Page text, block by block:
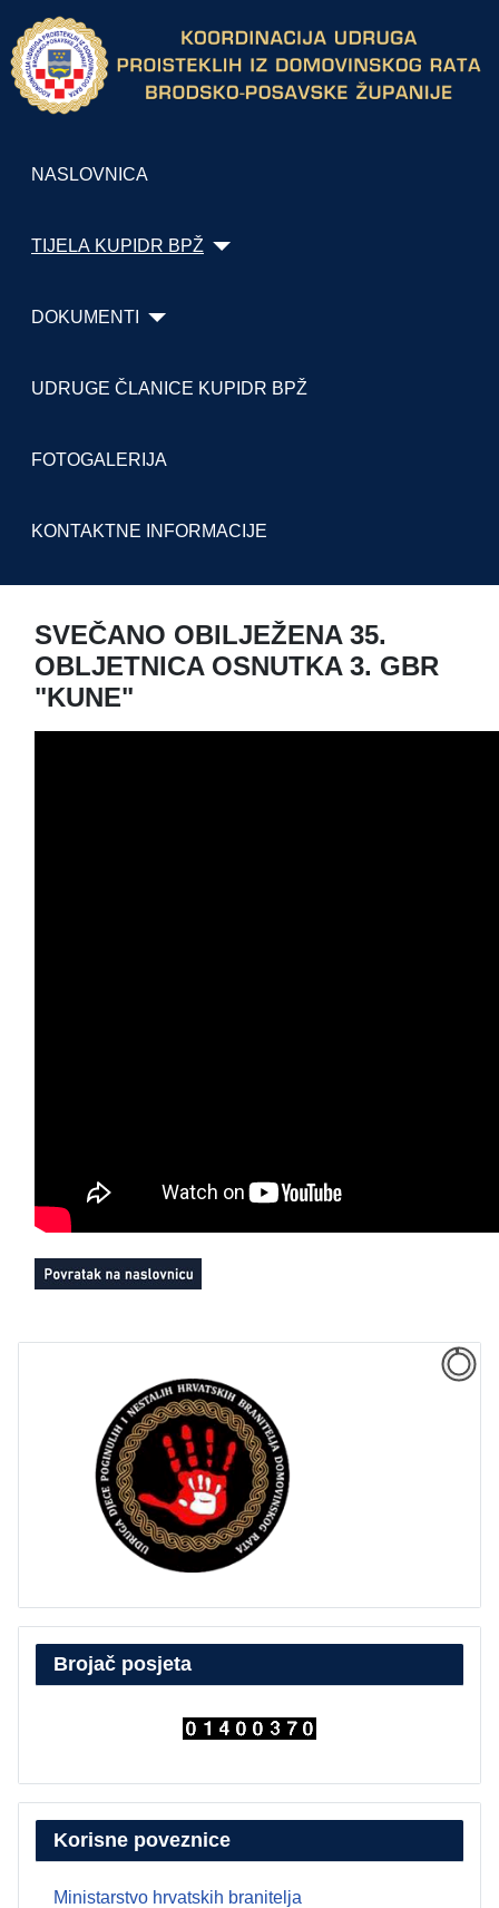
NASLOVNICA
TIJELA KUPIDR BPŽ
DOKUMENTI
UDRUGE ČLANICE KUPIDR BPŽ
FOTOGALERIJA
KONTAKTNE INFORMACIJE
SVEČANO OBILJEŽENA 35.
OBLJETNICA OSNUTKA 3. GBR
"KUNE"
Brojač posjeta
Korisne poveznice
Ministarstvo hrvatskih branitelja